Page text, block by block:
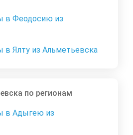
в Феодосию из
в Ялту из Альметьевска
по регионам
в Адыгею из